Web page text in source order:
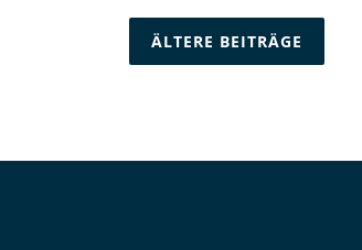
B
eÄLTERE BEITRÄGE